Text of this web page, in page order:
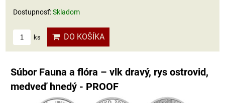
Dostupnosť:Skladom
ks DO KOŠÍKA
Súbor Fauna a flóra – vlk dravý, rys ostrovid,
medveď hnedý - PROOF